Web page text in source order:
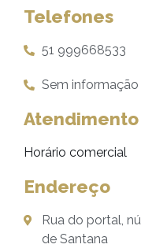
Telefones
51 999668533
Sem informação
Atendimento
Horário comercial
Endereço
Rua do portal,
de Santana